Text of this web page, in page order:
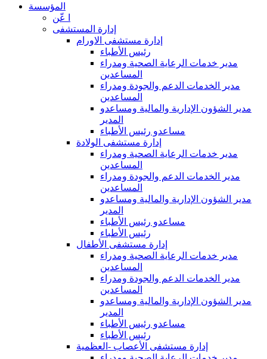
المؤسسة
ا عّن
إدارة المستشفى
إدارة مستشفى الاورام
رئيس الأطباء
مدير خدمات الرعاية الصحية ومدراء
المساعدين
مدير الخدمات الدعم والجودة ومدراء
المساعدين
مدير الشؤون الإدارية والمالية ومساعدو
المدير
مساعدو رئيس الأطباء
إدارة مستشفى الولادة
مدير خدمات الرعاية الصحية ومدراء
المساعدين
مدير الخدمات الدعم والجودة ومدراء
المساعدين
مدير الشؤون الإدارية والمالية ومساعدو
المدير
مساعدو رئيس الأطباء
رئيس الأطباء
إدارة مستشفى الأطفال
مدير خدمات الرعاية الصحية ومدراء
المساعدين
مدير الخدمات الدعم والجودة ومدراء
المساعدين
مدير الشؤون الإدارية والمالية ومساعدو
المدير
مساعدو رئيس الأطباء
رئيس الأطباء
إدارة مستشفى الأعصاب -العظمية